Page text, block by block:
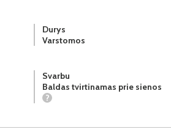
Durys
Varstomos
Svarbu
Baldas tvirtinamas prie sienos
?